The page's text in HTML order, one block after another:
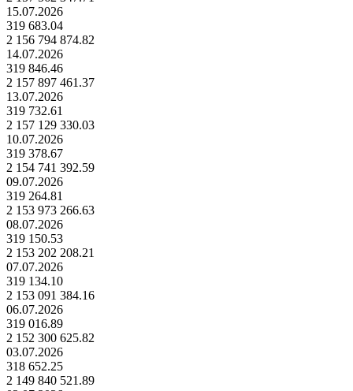
15.07.2026
319 683.04
2 156 794 874.82
14.07.2026
319 846.46
2 157 897 461.37
13.07.2026
319 732.61
2 157 129 330.03
10.07.2026
319 378.67
2 154 741 392.59
09.07.2026
319 264.81
2 153 973 266.63
08.07.2026
319 150.53
2 153 202 208.21
07.07.2026
319 134.10
2 153 091 384.16
06.07.2026
319 016.89
2 152 300 625.82
03.07.2026
318 652.25
2 149 840 521.89